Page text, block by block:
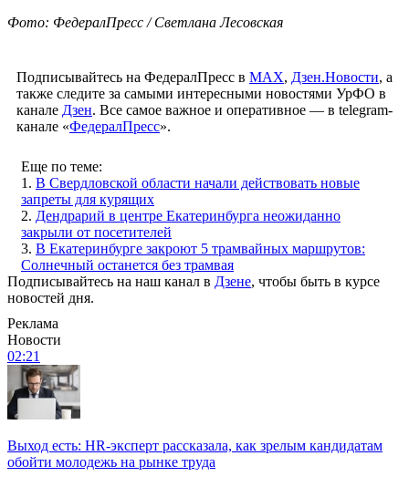
Фото: ФедералПресс / Светлана Лесовская
Подписывайтесь на ФедералПресс в МАХ, Дзен.Новости, а
также следите за самыми интересными новостями УрФО в
канале Дзен. Все самое важное и оперативное — в telegram-
канале «ФедералПресс».
Еще по теме:
1. В Свердловской области начали действовать новые
запреты для курящих
2. Дендрарий в центре Екатеринбурга неожиданно
закрыли от посетителей
3. В Екатеринбурге закроют 5 трамвайных маршрутов:
Солнечный останется без трамвая
Подписывайтесь на наш канал в Дзене, чтобы быть в курсе
новостей дня.
Реклама
Новости
02:21
Выход есть: HR-эксперт рассказала, как зрелым кандидатам
обойти молодежь на рынке труда